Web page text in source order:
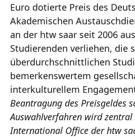
Euro dotierte Preis des
Akademischen
an der htw saar seit 2006
Studierenden verliehen, die
überdurchschnittlichen
bemerkenswertem
interkulturellem
Beantragung des Preisgeldes
Auswahlverfahren wird zentral
International Office der htw